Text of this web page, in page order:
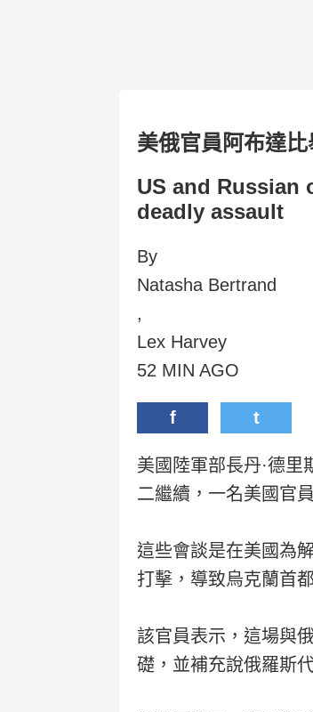
美俄官員阿布達
US and Russian
deadly assault
By
Natasha Bertrand
,
Lex Harvey
52 MIN AGO
f t
美國陸軍部長丹·德
二繼續，一名美國官
這些會談是在美國為
打擊，導致烏克蘭首
該官員表示，這場與
礎，並補充說俄羅斯